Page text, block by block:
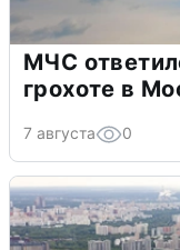
МЧС
грохоте в
7 августа 0